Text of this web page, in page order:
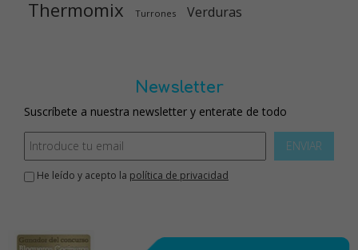
Thermomix Turrones Verduras
Newsletter
Suscríbete a nuestra newsletter y enterate de todo
ENVIAR
He leído y acepto la política de privacidad